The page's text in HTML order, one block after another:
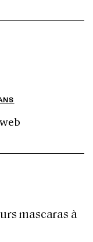
mascaras à